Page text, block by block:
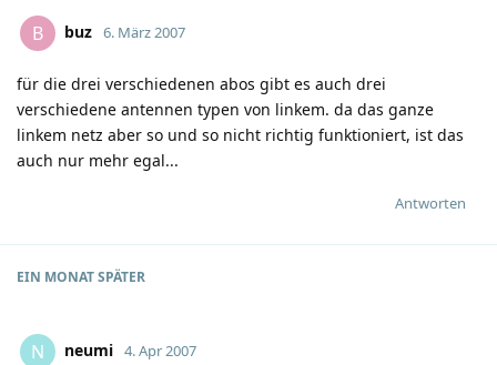
B buz 6. März 2007
für die drei verschiedenen abos gibt es auch drei
verschiedene antennen typen von linkem. da das ganze
linkem netz aber so und so nicht richtig funktioniert, ist das
auch nur mehr egal...
Antworten
EIN MONATSPÄTER
N neumi 4. Apr 2007